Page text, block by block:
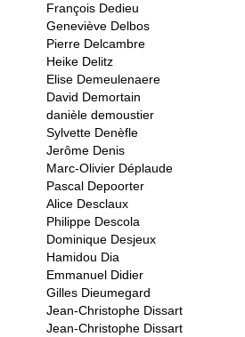
François Dedieu
Geneviève Delbos
Pierre Delcambre
Heike Delitz
Elise Demeulenaere
David Demortain
danièle demoustier
Sylvette Denèfle
Jerôme Denis
Marc-Olivier Déplaude
Pascal Depoorter
Alice Desclaux
Philippe Descola
Dominique Desjeux
Hamidou Dia
Emmanuel Didier
Gilles Dieumegard
Jean-Christophe Dissart
Jean-Christophe Dissart